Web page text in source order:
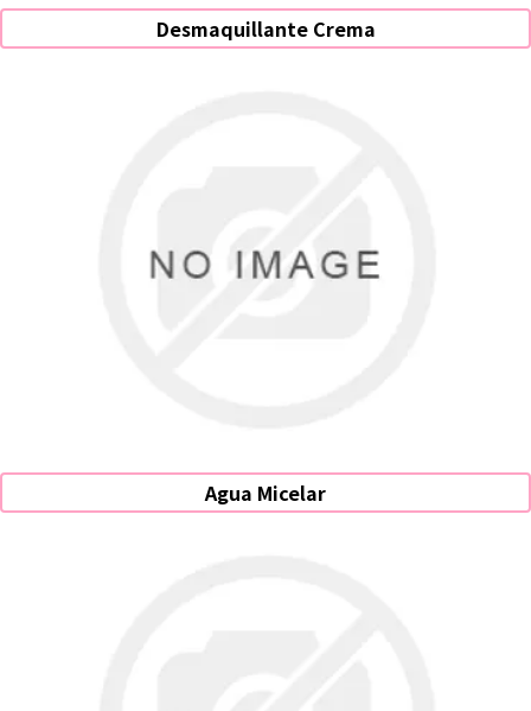
Desmaquillante Crema
Agua Micelar